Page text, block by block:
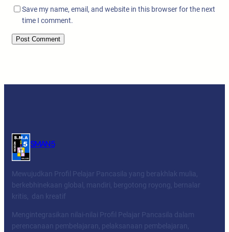
Save my name, email, and website in this browser for the next
time I comment.
SMAN 5
Mewujudkan Profil Pelajar Pancasila yang berakhlak mulia,
berkebhinekaan global, mandiri, bergotong royong, bernalar
kritis, dan kreatif
Mengintegrasikan nilai-nilai Profil Pelajar Pancasila dalam
perencanaan pembelajaran, pelaksanaan pembelajaran,